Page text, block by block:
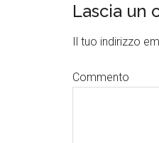
Lascia un
Il tuo indirizzo
Commento